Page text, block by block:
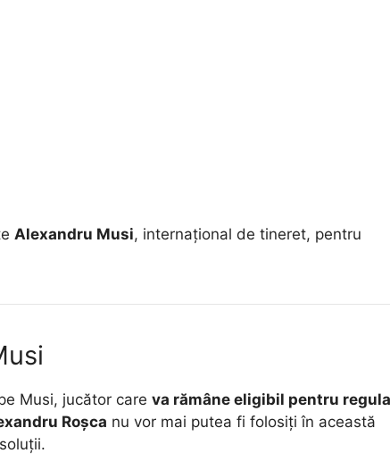
Alexandru Musi, internațional de tineret, pentru
Musi, jucător care va rămâne eligibil pentru regula
Roșca nu vor mai putea fi folosiți în această